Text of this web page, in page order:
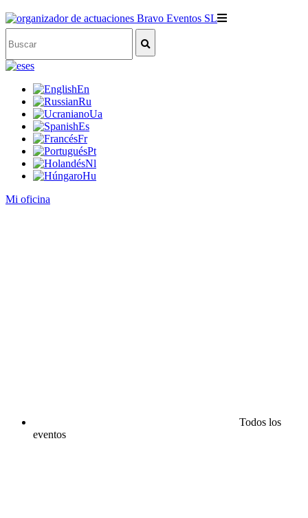
es
En
Ru
Ua
Es
Fr
Pt
Nl
Hu
Mi oficina
Todos los
eventos